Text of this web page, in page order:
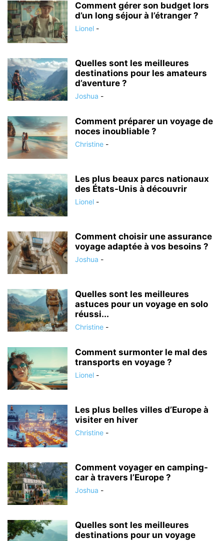
Comment gérer son budget lors
d’un long séjour à l’étranger ?
Lionel -
Quelles sont les meilleures
destinations pour les amateurs
d’aventure ?
Joshua -
Comment préparer un voyage de
noces inoubliable ?
Christine -
Les plus beaux parcs nationaux
des États-Unis à découvrir
Lionel -
Comment choisir une assurance
voyage adaptée à vos besoins ?
Joshua -
Quelles sont les meilleures
astuces pour un voyage en solo
réussi...
Christine -
Comment surmonter le mal des
transports en voyage ?
Lionel -
Les plus belles villes d’Europe à
visiter en hiver
Christine -
Comment voyager en camping-
car à travers l’Europe ?
Joshua -
Quelles sont les meilleures
destinations pour un voyage